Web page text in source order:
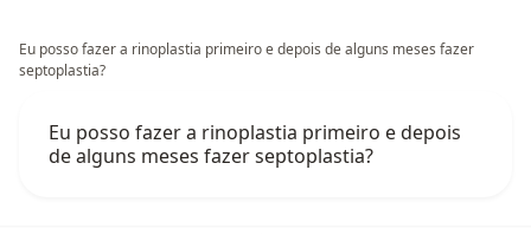
Eu posso fazer a rinoplastia primeiro e depois de alguns meses fazer
septoplastia?
Eu posso fazer a rinoplastia primeiro e depois
de alguns meses fazer septoplastia?